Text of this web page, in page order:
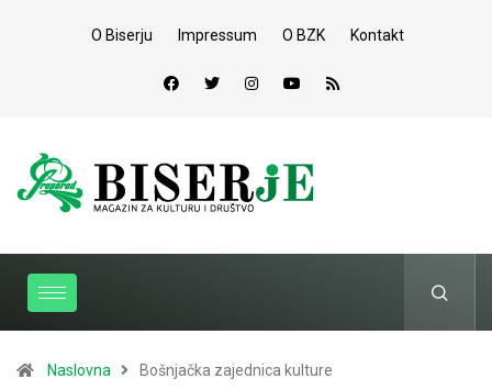
O Biserju Impressum O BZK Kontakt
Naslovna Bošnjačka zajednica kulture